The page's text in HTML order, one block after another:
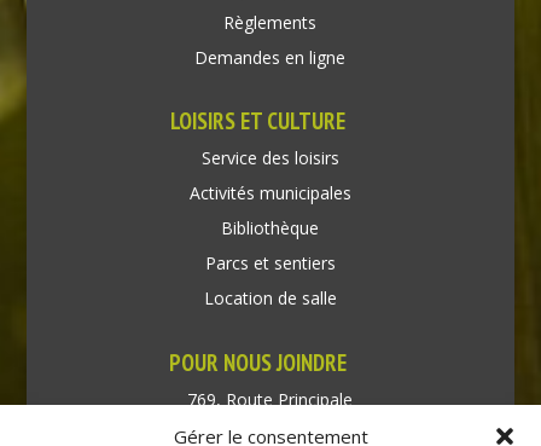
Gérer le consentement
Règlements
Demandes en ligne
LOISIRS ET CULTURE
Service des loisirs
Activités municipales
Bibliothèque
Parcs et sentiers
Location de salle
POUR NOUS JOINDRE
769, Route Principale
Très-Saint-Rédempteur